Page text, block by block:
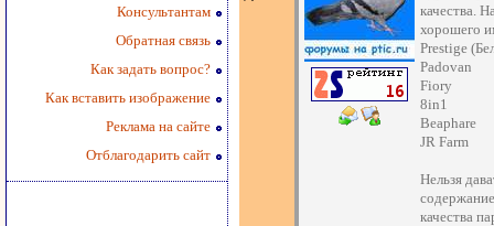
Консультантам
Обратная связь
Как задать вопрос?
Как вставить изображение
Реклама на сайте
Отблагодарить сайт
качества.
хорошего
Prestige
Padovan
Fiory
8in1
Beaphare
JR Farm
Нельзя
качества